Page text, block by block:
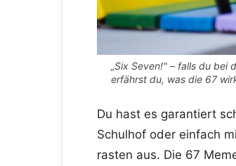
„Six Seven!" – falls du bei
erfährst du, was die 67
Du hast es garantiert
Schulhof oder einfach
rasten aus. Die 67